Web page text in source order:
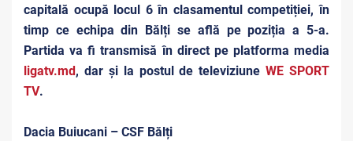
capitală ocupă locul 6 în clasamentul competiției, în
timp ce echipa din Bălți se află pe poziția a 5-a.
Partida va fi transmisă în direct pe platforma media
ligatv.md , dar și la postul de televiziuneWE SPORT
TV.
Dacia Buiucani – CSF Bălți